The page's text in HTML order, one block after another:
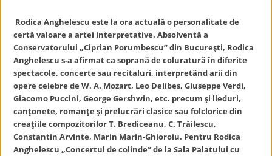
Rodica Anghelescu este la ora actuală o personalitate de
certă valoare a artei interpretative. Absolventă a
Conservatorului „Ciprian Porumbescu” din Bucureşti, Rodica
Anghelescu s-a afirmat ca soprană de coluratură în diferite
spectacole, concerte sau recitaluri, interpretând arii din
opere celebre de W. A. Mozart, Leo Delibes, Giuseppe Verdi,
Giacomo Puccini, George Gershwin, etc. precum şi lieduri,
canţonete, romanţe şi prelucrări clasice sau folclorice din
creaţiile compozitorilor T. Brediceanu, C. Trăilescu,
Constantin Arvinte, Marin Marin-Ghioroiu. Pentru Rodica
Anghelescu „Concertul de colinde” de la Sala Palatului cu